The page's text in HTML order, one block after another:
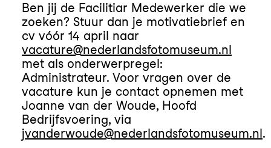
Ben jij de Facilitiar Medewerker die we
zoeken? Stuur dan je motivatiebrief en
cv vóór 14 april naar
vacature@nederlandsfotomuseum.nl
met als onderwerpregel:
Administrateur. Voor vragen over de
vacature kun je contact opnemen met
Joanne van der Woude, Hoofd
Bedrijfsvoering, via
jvanderwoude@nederlandsfotomuseum.nl.